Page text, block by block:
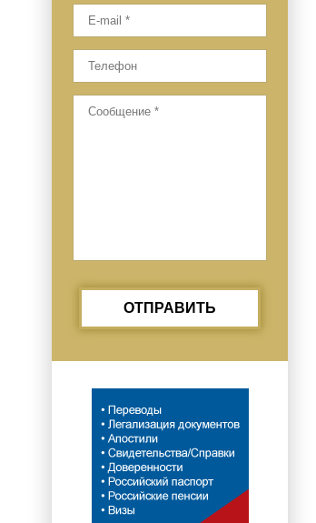
ОТПРАВИТЬ